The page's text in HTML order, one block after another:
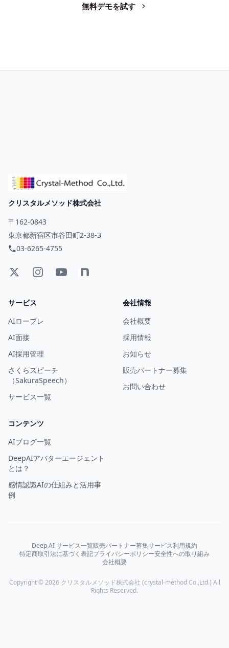
無料デモを試す
クリスタルメソッド株式会社
〒162-0843
東京都新宿区市谷田町2-38-3
03-6265-4755
サービス
AIロープレ
AI面接
AI採用管理
さくらスピーチ
（SakuraSpeech）
サービス一覧
会社情報
会社概要
採用情報
お知らせ
販売パートナー募集
お問い合わせ
コンテンツ
AIブログ一覧
DeepAIアバターエージェント
とは？
感情認識AIの仕組みと活用事
例
Deep AI サービス一覧販売パートナー募集サービス利用規約
特定商取引法に基づく表記プライバシーポリシー安全性への取り組み
会社概要
Copyright © 2026 クリスタルメソッド株式会社 (crystal-method Co.,Ltd.) All
Rights Reserved.